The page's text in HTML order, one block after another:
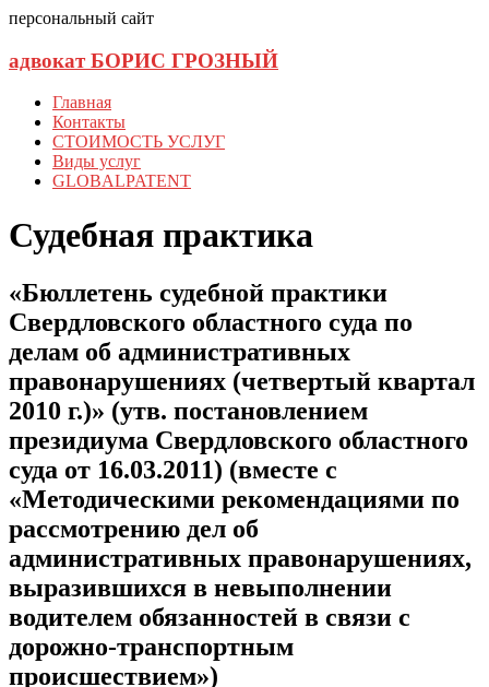
персональный сайт
адвокат БОРИС ГРОЗНЫЙ
Главная
Контакты
СТОИМОСТЬ УСЛУГ
Виды услуг
GLOBALPATENT
Судебная практика
«Бюллетень судебной практики
Свердловского областного суда по
делам об административных
правонарушениях (четвертый квартал
2010 г.)» (утв. постановлением
президиума Свердловского областного
суда от 16.03.2011) (вместе с
«Методическими рекомендациями по
рассмотрению дел об
административных правонарушениях,
выразившихся в невыполнении
водителем обязанностей в связи с
дорожно-транспортным
происшествием»)